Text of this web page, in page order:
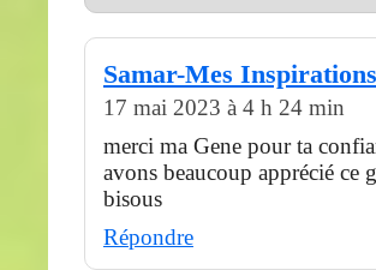
Samar-Mes
17 mai 2023 à 4 h 24 min
merci ma Gene pour ta
avons beaucoup apprécié ce
bisous
Répondre